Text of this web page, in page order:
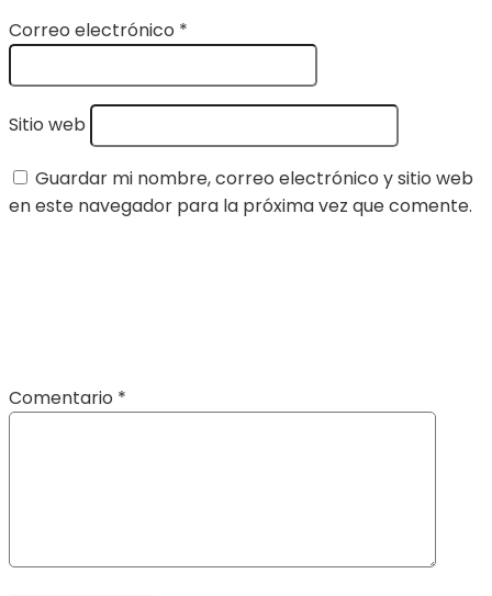
Correo electrónico *
Sitio web
Guardar mi nombre, correo electrónico y sitio web
en este navegador para la próxima vez que comente.
Comentario *